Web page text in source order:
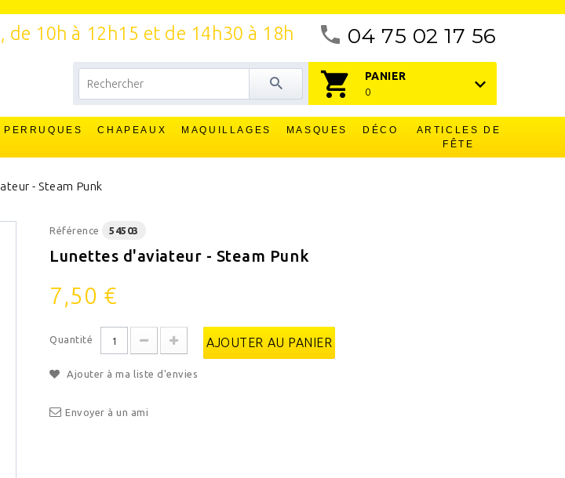
04 75 02 17 56
10h à 12h15 et de 14h30 à 18h
PANIER
0
PERRUQUES CHAPEAUX MAQUILLAGES MASQUES DÉCO
ARTICLES DE
FÊTE
- Steam Punk
Référence 54503
Lunettes d'aviateur - Steam Punk
7,50 €
Quantité AJOUTER AU PANIER
Ajouter à ma liste d'envies
Envoyer à un ami